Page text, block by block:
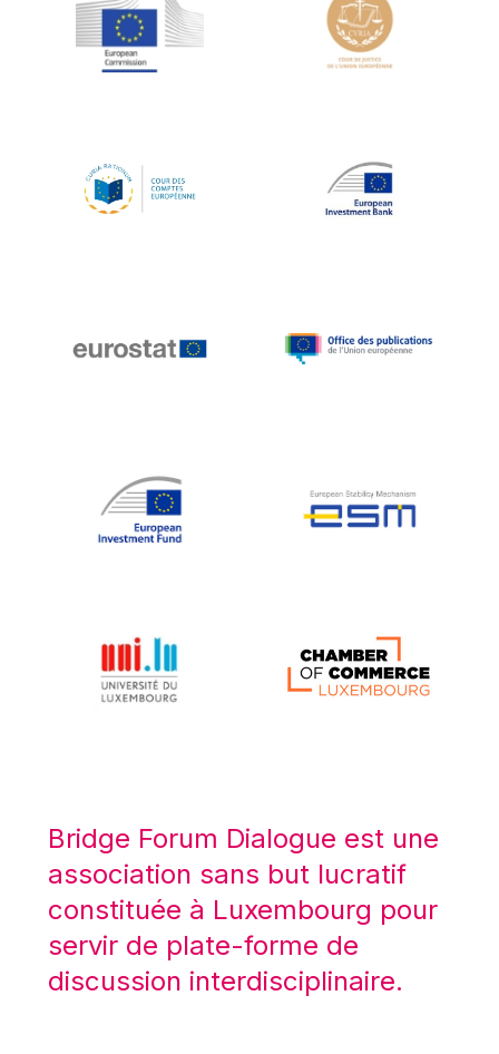
Jean-Louis Schiltz
Jean-Victor Louis
Johnny Åkerholm
Katharien L.C. Hunt
Klaus-Heiner Lehne
Koen LENAERTS
Lars Heikensten
Lucas Papademos
Máire Geoghegan-Quinn
Mario Centeno
Mario Monti
Maroš ŠEFČOVIČ
Martin Bailey
Martine Reicherts
Bridge Forum Dialogue est une
association sans but lucratif
constituée à Luxembourg pour
servir de plate-forme de
discussion interdisciplinaire.